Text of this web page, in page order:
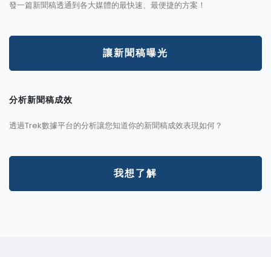
發一篇新聞稿透通到各大媒體的最快速、最便捷的方案！
讓新聞稿曝光
分析新聞稿成效
透過Trek數據平台的分析讓您知道你的新聞稿成效表現如何？
我想了解